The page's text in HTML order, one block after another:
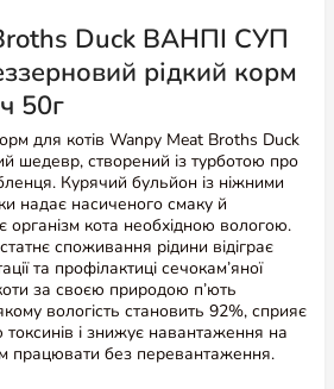
Duck ВАНПІ СУП З
рідкий корм для котів,
для котів Wanpy Meat Broths Duck
шедевр, створений із турботою про
Курячий бульйон із ніжними
надає насиченого смаку й
кота необхідною вологою.
споживання рідини відіграє
та профілактиці сечокам’яної
за своєю природою п’ють
вологість становить 92%, сприяє
і знижує навантаження на
працювати без перевантаження.